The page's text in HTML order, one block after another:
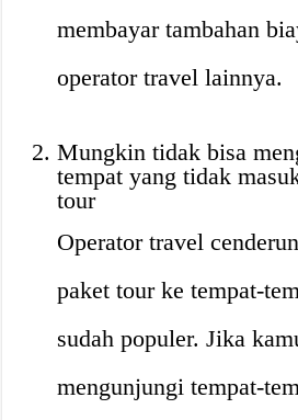
membayar tambahan
operator travel lainnya.
Mungkin tidak bisa
tempat yang tidak
tour
Operator travel
paket tour ke tempat-
sudah populer. Jika
mengunjungi tempat-